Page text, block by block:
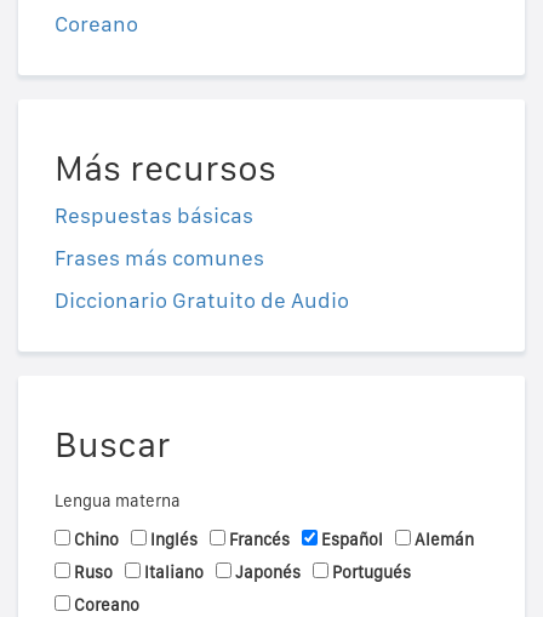
Coreano
Más recursos
Respuestas básicas
Frases más comunes
Diccionario Gratuito de Audio
Buscar
Lengua materna
Chino
Inglés Francés Español
Alemán
Ruso
Italiano Japonés
Portugués
Coreano